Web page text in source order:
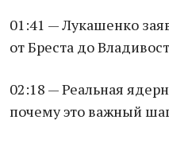
01:41 — Лукашенко
от Бреста до
02:18 — Реальная
почему это важный